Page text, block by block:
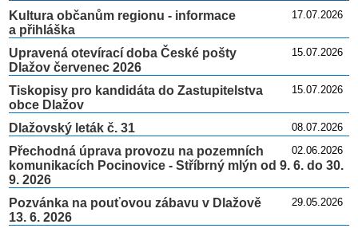
17.07.2026
Kultura občanům regionu - informace
a přihláška
15.07.2026
Upravená otevírací doba České pošty
Dlažov červenec 2026
15.07.2026
Tiskopisy pro kandidáta do Zastupitelstva
obce Dlažov
08.07.2026
Dlažovský leták č. 31
02.06.2026
Přechodná úprava provozu na pozemních
komunikacích Pocinovice - Stříbrný mlýn od 9. 6. do 30.
9. 2026
29.05.2026
Pozvánka na pouťovou zábavu v Dlažově
13. 6. 2026